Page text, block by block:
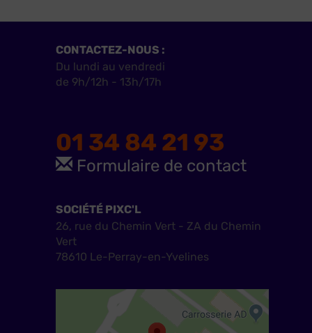
CONTACTEZ-NOUS :
Du lundi au vendredi
de 9h/12h - 13h/17h
01 34 84 21 93
Formulaire de contact
SOCIÉTÉ PIXC'L
26, rue du Chemin Vert - ZA du Chemin
Vert
78610 Le-Perray-en-Yvelines